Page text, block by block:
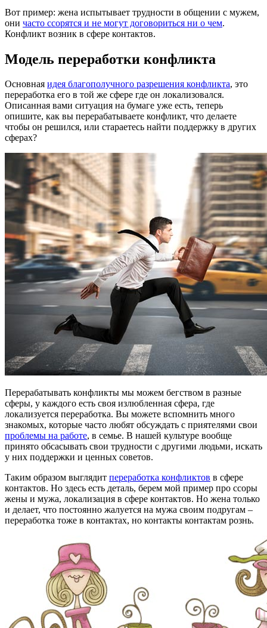
Вот пример: жена испытывает трудности в общении с мужем,
они часто ссорятся и не могут договориться ни о чем.
Конфликт возник в сфере контактов.
Модель переработки конфликта
Основная идея благополучного разрешения конфликта, это
переработка его в той же сфере где он локализовался.
Описанная вами ситуация на бумаге уже есть, теперь
опишите, как вы перерабатываете конфликт, что делаете
чтобы он решился, или стараетесь найти поддержку в других
сферах?
Перерабатывать конфликты мы можем бегством в разные
сферы, у каждого есть своя излюбленная сфера, где
локализуется переработка. Вы можете вспомнить много
знакомых, которые часто любят обсуждать с приятелями свои
проблемы на работе, в семье. В нашей культуре вообще
принято обсасывать свои трудности с другими людьми, искать
у них поддержки и ценных советов.
Таким образом выглядит переработка конфликтов в сфере
контактов. Но здесь есть деталь, берем мой пример про ссоры
жены и мужа, локализация в сфере контактов. Но жена только
и делает, что постоянно жалуется на мужа своим подругам –
переработка тоже в контактах, но контакты контактам рознь.